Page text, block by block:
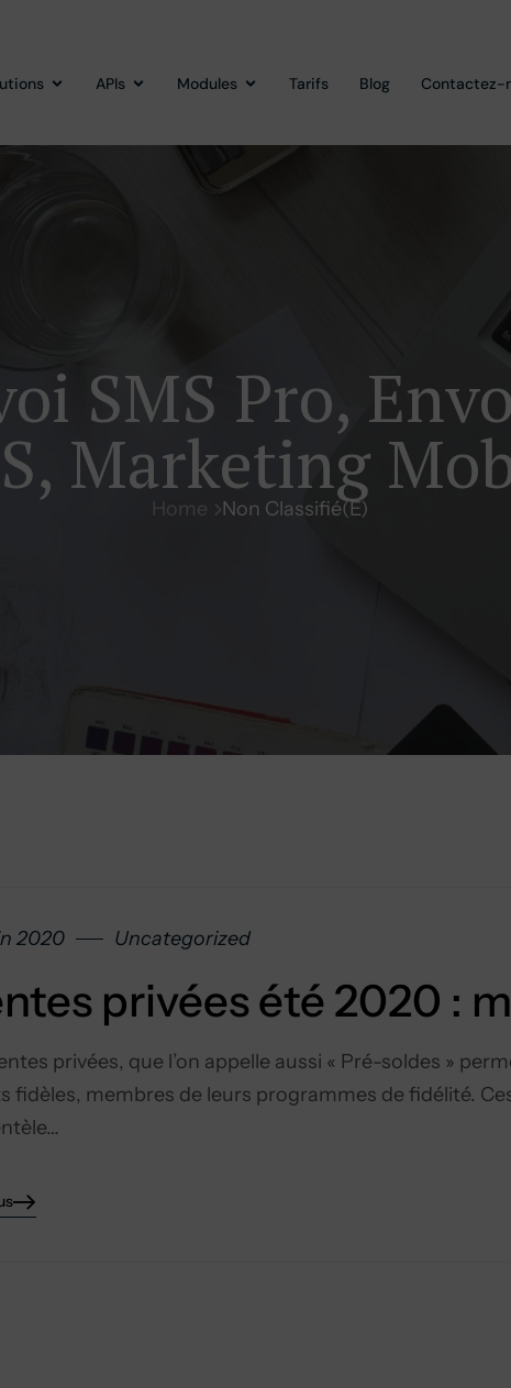
APIs Modules Tarifs Blog Contactez-
SMS Pro,
Marketing
Home Non Classifié(e)
2020 Uncategorized
privées été 2020 :
privées, que l’on appelle aussi « Pré-soldes »
fidèles, membres de leurs programmes de fidélité.